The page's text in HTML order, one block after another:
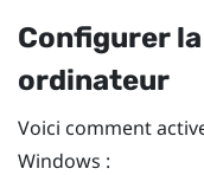
Configurer
ordinateur
Voici comment
Windows :